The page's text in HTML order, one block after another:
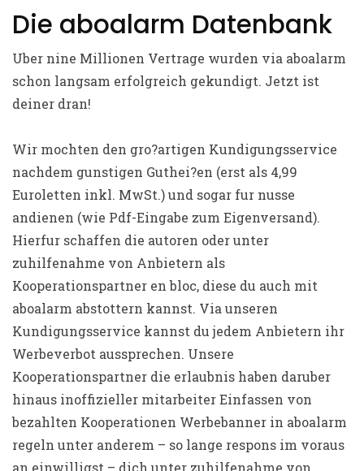
Die aboalarm Datenbank
Uber nine Millionen Vertrage wurden via aboalarm
schon langsam erfolgreich gekundigt. Jetzt ist
deiner dran!
Wir mochten den gro?artigen Kundigungsservice
nachdem gunstigen Guthei?en (erst als 4,99
Euroletten inkl. MwSt.) und sogar fur nusse
andienen (wie Pdf-Eingabe zum Eigenversand).
Hierfur schaffen die autoren oder unter
zuhilfenahme von Anbietern als
Kooperationspartner en bloc, diese du auch mit
aboalarm abstottern kannst. Via unseren
Kundigungsservice kannst du jedem Anbietern ihr
Werbeverbot aussprechen. Unsere
Kooperationspartner die erlaubnis haben daruber
hinaus inoffizieller mitarbeiter Einfassen von
bezahlten Kooperationen Werbebanner in aboalarm
regeln unter anderem – so lange respons im voraus
an einwilligst – dich unter zuhilfenahme von